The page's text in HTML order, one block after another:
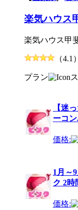
楽気ハウス
楽気ハウス甲
（4.1）
プラン
【迷
ーコ
価格:
1月～
ク 2時
価格: